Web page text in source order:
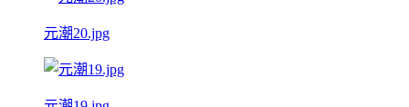
元潮20.jpg